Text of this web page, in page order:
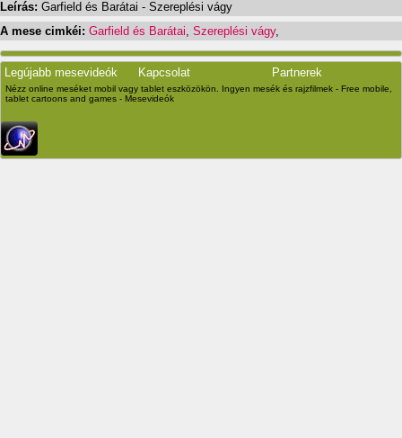
Leírás: Garfield és Barátai - Szereplési vágy
A mese cimkéi: Garfield és Barátai Szereplési vágy,
Legújabb mesevideók Kapcsolat Partnerek
Nézz online meséket mobil vagy tablet eszközökön. Ingyen mesék és rajzfilmek - Free mobile,
tablet cartoons and games - Mesevideók